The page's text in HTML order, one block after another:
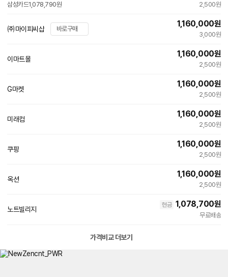
삼성카드1,078,790원 2,500원
㈜마이피씨샵 바로구매
1,160,000원
3,000원
이마트몰
1,160,000원
2,500원
G마켓
1,160,000원
2,500원
미래컴
1,160,000원
2,500원
쿠팡
1,160,000원
2,500원
옥션
1,160,000원
2,500원
노트빌리지
현금 1,078,700원
무료배송
가격비교 더보기